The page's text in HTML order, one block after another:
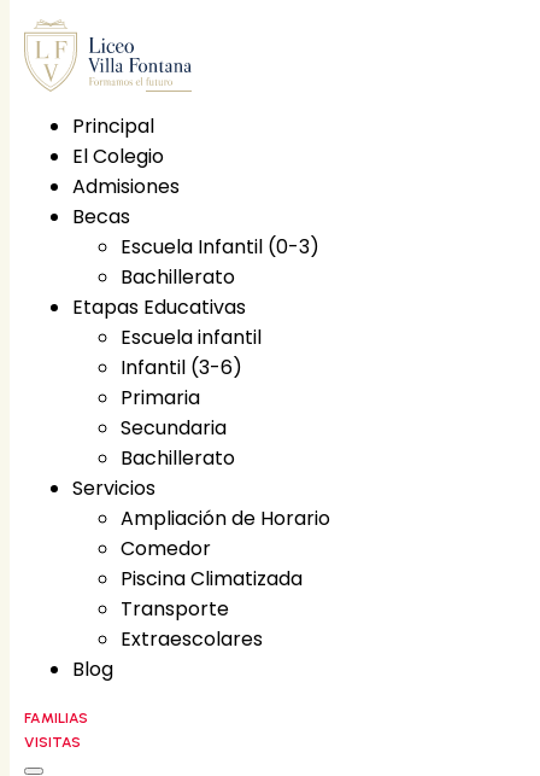
Principal
El Colegio
Etapas educativas
Escuela infantil
Infantil (3-6)
Primaria
Secundaria
Bachillerato
Becas
Escuela Infantil (0-3)
Bachillerato
Servicios
Ampliación de Horario
Comedor
Piscina Climatizada
Transporte
Extraescolares
Blog
FAMILIAS
Principal
El Colegio
Admisiones
Becas
Escuela Infantil (0-3)
Bachillerato
Etapas Educativas
Escuela infantil
Infantil (3-6)
Primaria
Secundaria
Bachillerato
Servicios
Ampliación de Horario
Comedor
Piscina Climatizada
Transporte
Extraescolares
Blog
FAMILIAS
VISITAS